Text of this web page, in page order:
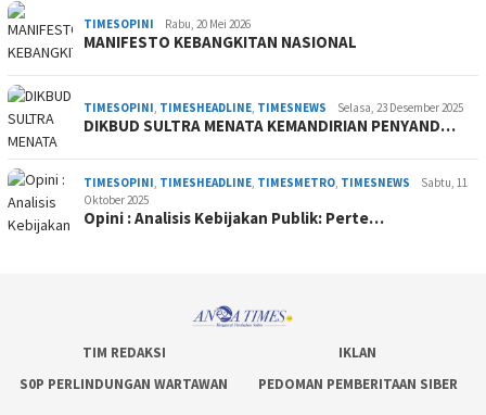
TIMESOPINI Rabu, 20 Mei 2026
MANIFESTO KEBANGKITAN NASIONAL
TIMESOPINI TIMESHEADLINE TIMESNEWS Selasa, 23 Desember 2025
DIKBUD SULTRA MENATA KEMANDIRIAN PENYAND…
TIMESOPINI TIMESHEADLINE TIMESMETRO TIMESNEWS
Sabtu, 11
Oktober 2025
Opini : Analisis Kebijakan Publik: Perte…
TIM REDAKSI
IKLAN
S0P PERLINDUNGAN WARTAWAN
PEDOMAN PEMBERITAAN SIBER